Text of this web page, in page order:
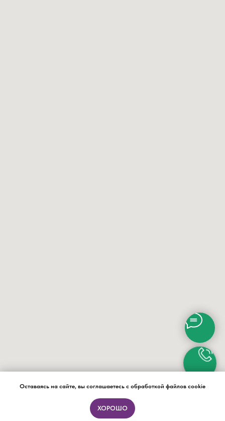
Оставаясь на сайте, вы соглашаетесь с обработкой файлов cookie
ХОРОШО
ПОДБОР ФОРМАТА ЗА 15 МИНУТ